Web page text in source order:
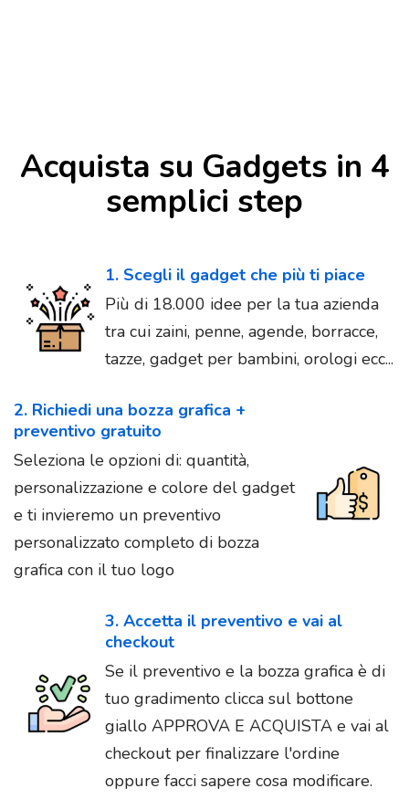
Acquista su Gadgets in 4
semplici step
1. Scegli il gadget che più ti piace
Più di 18.000 idee per la tua azienda
tra cui zaini, penne, agende, borracce,
tazze, gadget per bambini, orologi ecc...
2. Richiedi una bozza grafica +
preventivo gratuito
Seleziona le opzioni di: quantità,
personalizzazione e colore del gadget
e ti invieremo un preventivo
personalizzato completo di bozza
grafica con il tuo logo
3. Accetta il preventivo e vai al
checkout
Se il preventivo e la bozza grafica è di
tuo gradimento clicca sul bottone
giallo APPROVA E ACQUISTA e vai al
checkout per finalizzare l'ordine
oppure facci sapere cosa modificare.